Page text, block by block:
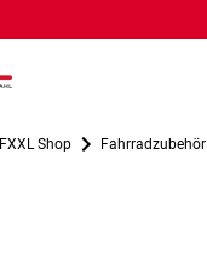
FXXL Shop Fahrradzubehör